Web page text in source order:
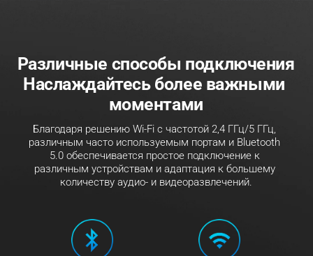
Различные способы подключения
Наслаждайтесь более важными
моментами
Благодаря решению Wi-Fi с частотой 2,4 ГГц/5 ГГц,
различным часто используемым портам и Bluetooth
5.0 обеспечивается простое подключение к
различным устройствам и адаптация к большему
количеству аудио- и видеоразвлечений.